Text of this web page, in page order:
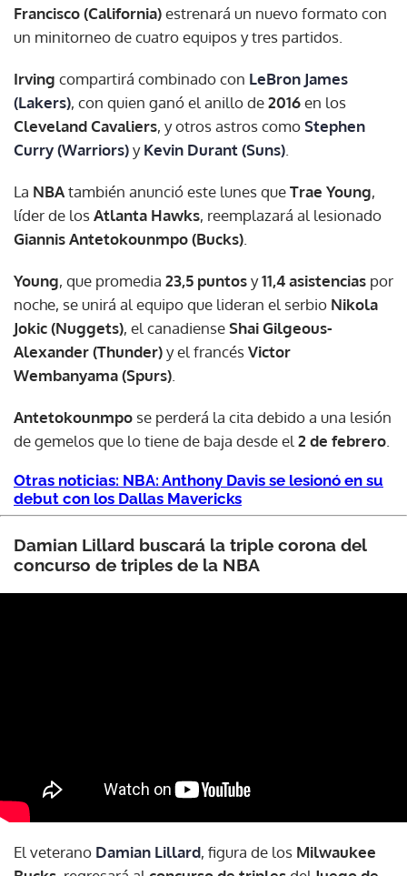
Francisco (California)estrenará un nuevo formato con
un minitorneo de cuatro equipos y tres partidos.
Irving compartirá combinado con LeBron James
(Lakers), con quien ganó el anillo de2016en los
Cleveland Cavaliers, y otros astros comoStephen
Curry (Warriors)yKevin Durant (Suns)
La NBAtambién anunció este lunes queTrae Young,
líder de losAtlanta Hawks, reemplazará al lesionado
Giannis Antetokounmpo (Bucks)
Young, que promedia 23,5 puntosy11,4 asistencias por
noche, se unirá al equipo que lideran el serbio Nikola
Jokic (Nuggets), el canadienseShai Gilgeous-
Alexander (Thunder)y el francésVictor
Wembanyama (Spurs)
Antetokounmpo se perderá la cita debido a una lesión
de gemelos que lo tiene de baja desde el 2 de febrero
Otras noticias: NBA: Anthony Davis se lesionó en su
debut con los Dallas Mavericks
Damian Lillard buscará la triple corona del
concurso de triples de la NBA
El veterano Damian Lillard, figura de los Milwaukee